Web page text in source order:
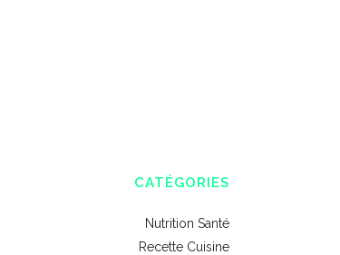
CATÉGORIES
Nutrition Santé
Recette Cuisine